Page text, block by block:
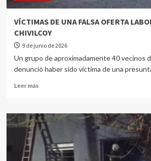
VÍCTIMAS DE UNA FALSA OFERTA
CHIVILCOY
9 de junio de 2026
Un grupo de aproximadamente 40 vecinos
denunció haber sido víctima de una
Leer más